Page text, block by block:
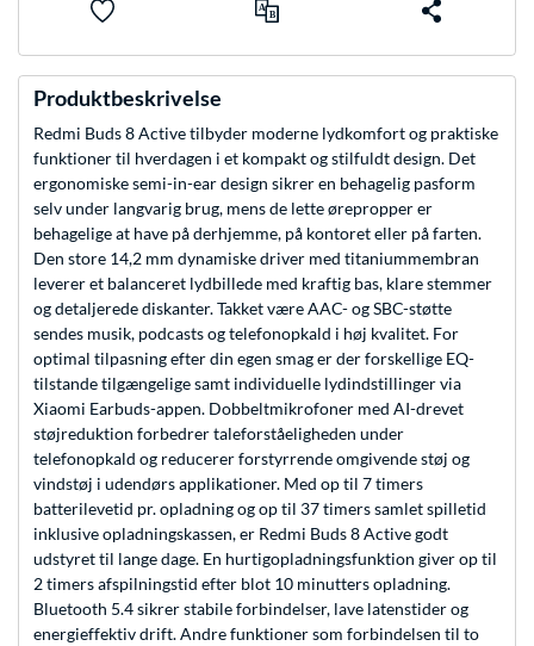
Produktbeskrivelse
Redmi Buds 8 Active tilbyder moderne lydkomfort og praktiske
funktioner til hverdagen i et kompakt og stilfuldt design. Det
ergonomiske semi-in-ear design sikrer en behagelig pasform
selv under langvarig brug, mens de lette ørepropper er
behagelige at have på derhjemme, på kontoret eller på farten.
Den store 14,2 mm dynamiske driver med titaniummembran
leverer et balanceret lydbillede med kraftig bas, klare stemmer
og detaljerede diskanter. Takket være AAC- og SBC-støtte
sendes musik, podcasts og telefonopkald i høj kvalitet. For
optimal tilpasning efter din egen smag er der forskellige EQ-
tilstande tilgængelige samt individuelle lydindstillinger via
Xiaomi Earbuds-appen. Dobbeltmikrofoner med AI-drevet
støjreduktion forbedrer taleforståeligheden under
telefonopkald og reducerer forstyrrende omgivende støj og
vindstøj i udendørs applikationer. Med op til 7 timers
batterilevetid pr. opladning og op til 37 timers samlet spilletid
inklusive opladningskassen, er Redmi Buds 8 Active godt
udstyret til lange dage. En hurtigopladningsfunktion giver op til
2 timers afspilningstid efter blot 10 minutters opladning.
Bluetooth 5.4 sikrer stabile forbindelser, lave latenstider og
energieffektiv drift. Andre funktioner som forbindelsen til to